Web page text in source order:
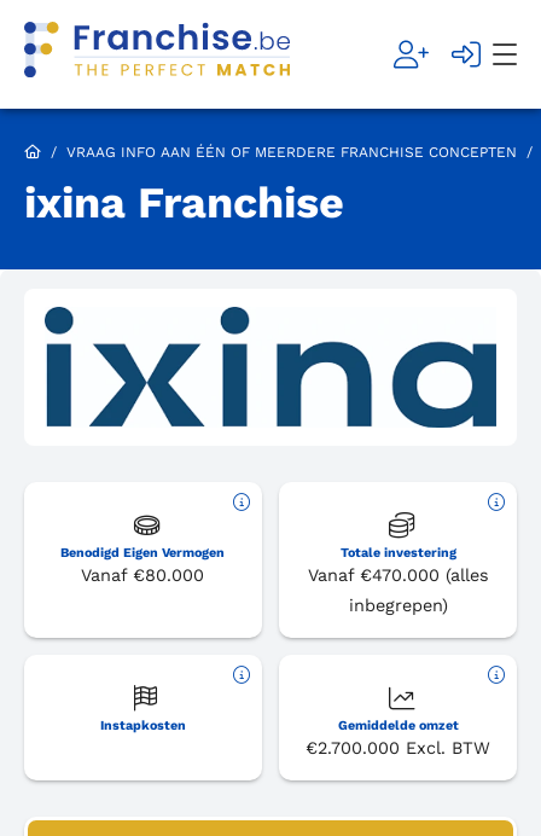
/ VRAAG INFO AAN ÉÉN OF MEERDERE FRANCHISE CONCEPTEN /
ixina Franchise
Benodigd Eigen Vermogen
Vanaf €80.000
Totale investering
Vanaf €470.000 (alles
inbegrepen)
Instapkosten Gemiddelde omzet
€2.700.000 Excl. BTW